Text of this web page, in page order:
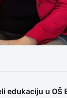
edukaciju u OŠ